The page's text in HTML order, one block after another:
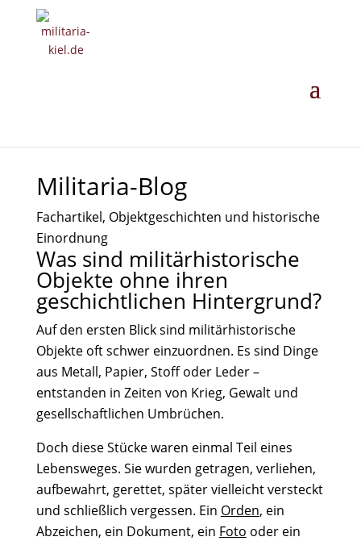
Militaria-Blog
Fachartikel, Objektgeschichten und historische
Einordnung
Was sind militärhistorische
Objekte ohne ihren
geschichtlichen Hintergrund?
Auf den ersten Blick sind militärhistorische
Objekte oft schwer einzuordnen. Es sind Dinge
aus Metall, Papier, Stoff oder Leder –
entstanden in Zeiten von Krieg, Gewalt und
gesellschaftlichen Umbrüchen.
Doch diese Stücke waren einmal Teil eines
Lebensweges. Sie wurden getragen, verliehen,
aufbewahrt, gerettet, später vielleicht versteckt
und schließlich vergessen. Ein Orden, ein
Abzeichen, ein Dokument, ein Foto oder ein